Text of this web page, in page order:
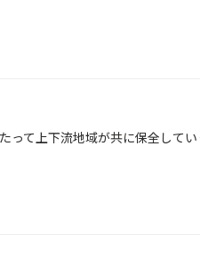
って上下流地域が共に保全して